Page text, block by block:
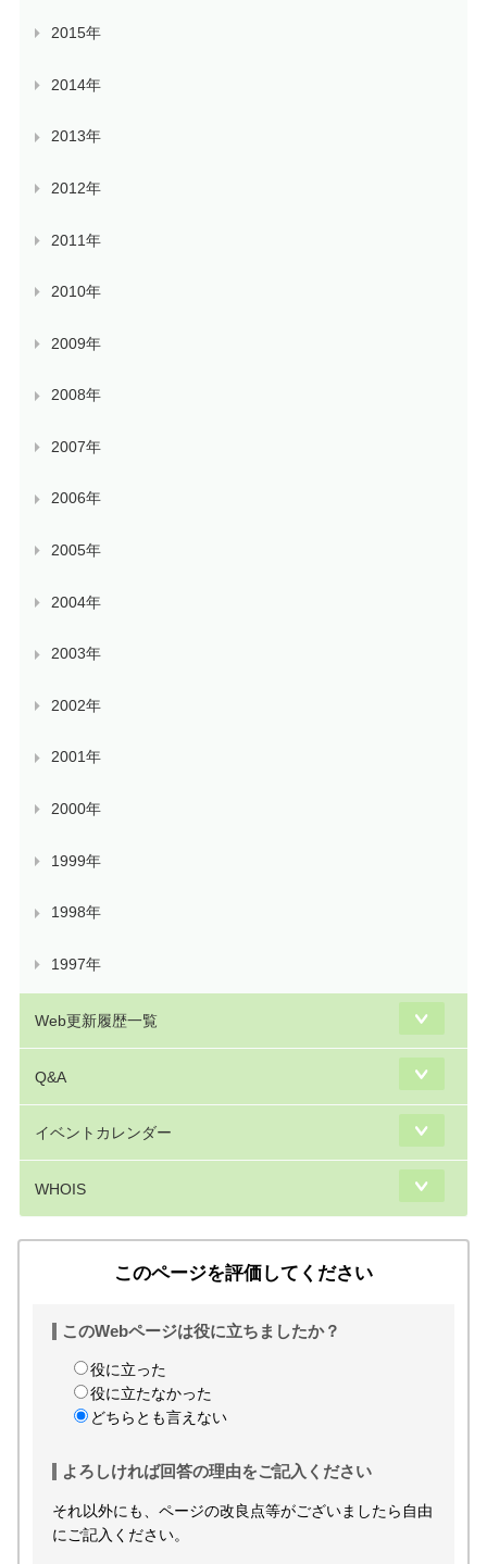
2015年
2014年
2013年
2012年
2011年
2010年
2009年
2008年
2007年
2006年
2005年
2004年
2003年
2002年
2001年
2000年
1999年
1998年
1997年
Web更新履歴一覧
Q&A
イベントカレンダー
WHOIS
このページを評価してください
このWebページは役に立ちましたか？
役に立った
役に立たなかった
どちらとも言えない
よろしければ回答の理由をご記入ください
それ以外にも、ページの改良点等がございましたら自由
にご記入ください。